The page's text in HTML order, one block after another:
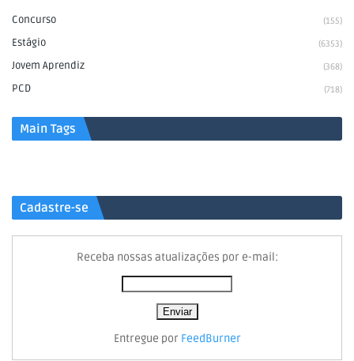
Concurso (155)
Estágio (6353)
Jovem Aprendiz (368)
PCD (718)
Main Tags
Cadastre-se
Receba nossas atualizações por e-mail:
Entregue por FeedBurner